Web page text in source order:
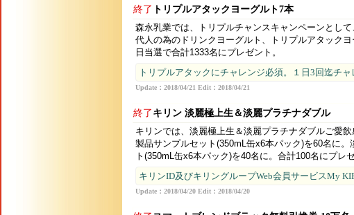
終了 トリプルアタックヨーグルト7本
森永乳業では、トリプルチャンスキャンペーンとし
代人の為のドリンクヨーグルト、トリプルアタック
日当選で合計1333名にプレゼント。
トリプルアタックにチャレンジ必須。１日3回迄チャ
Update：2018/04/21 Edit：2018/04/21
終了 キリン 淡麗極上生＆淡麗プラチナダブル
キリンでは、淡麗極上生＆淡麗プラチナダブルご愛
製品サンプルセット(350mL缶x6本パック)を60名に
ト(350mL缶x6本パック)を40名に。合計100名にプレゼ
キリンID及びキリングループWeb会員サービスMy
Update：2018/04/20 Edit：2018/04/20